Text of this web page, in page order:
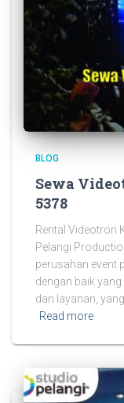
BLOG
Sewa
5378
Rental Videotron
Pelangi
perusahan event
dengan baik
dan layanan,
Read more